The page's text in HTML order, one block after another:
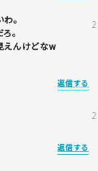
。
。
えんけどなw
返信する
返信する